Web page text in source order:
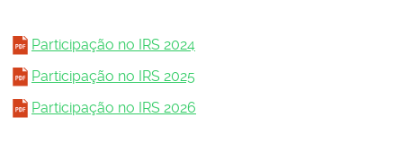
Participação no IRS 2024
Participação no IRS 2025
Participação no IRS 2026